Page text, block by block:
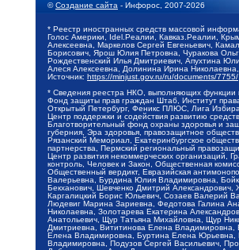
©Создание сайта - Инфорос, 2007-2026
* Реестр иностранных средств массовой
Голос Америки, Idel.Реалии, Кавказ.Реалии,
Алексеевна, Маркелов Сергей Евгеньевич,
Борисович, Ярош Юлия Петровна, Чуракова
Рождественский Илья Дмитриевич, Апухтина
Алеся Алексеевна, Долинина Ирина
Источник: https://minjust.gov.ru/ru/documents/7755/
* Сведения реестра НКО, выполняющих функции
Фонд защиты прав граждан Штаб, Институт
Открытый Петербург, Феникс ПЛЮС, Лига
Центр поддержки и содействия развитию
Благотворительный фонд охраны здоровья и
губерния, Эра здоровья, правозащитное
Рязанский Мемориал, Екатеринбургское
партнерства, Пермский региональный
Центр развития некоммерческих организаций,
контроль, Человек и Закон, Общественная
Общественный вердикт, Евразийская
Валерьевна, Бурдина Юлия Владимировна,
Бекханович, Шевченко Дмитрий
Каргалицкий Борис Юльевич, Созаев Валерий
Людевиг Марина Зариевна, Федотова Галина
Николаевна, Золотарева Екатерина
Анатольевич, Щур Татьяна Михайловна, Щур
Дмитриевна, Вититинова Елена Владимировна,
Елена Владимировна, Буртина Елена Юрьевна,
Владимировна, Подузов Сергей Васильевич,